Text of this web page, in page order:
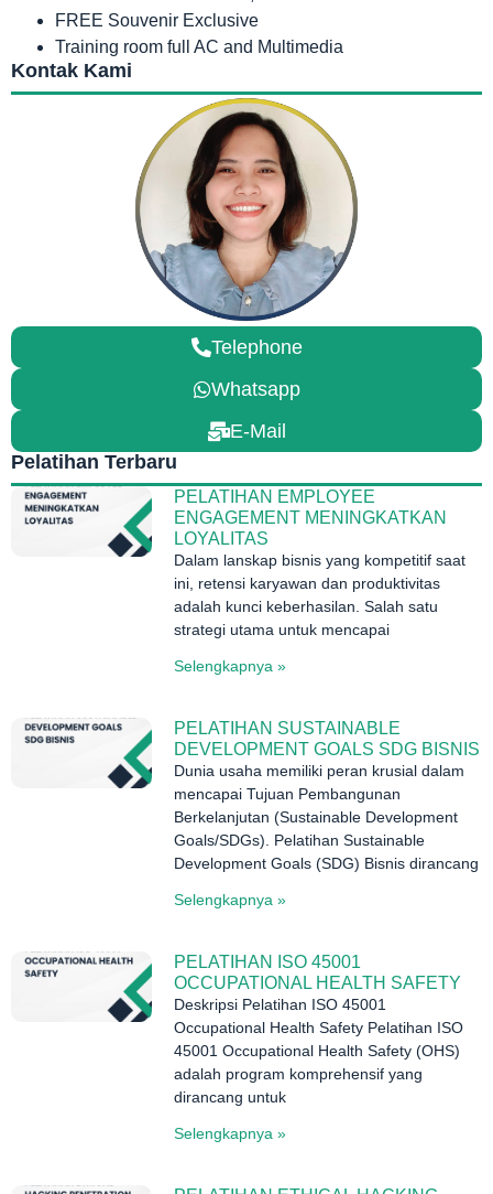
FREE Souvenir Exclusive
Training room full AC and Multimedia
Kontak Kami
Telephone
Whatsapp
E-Mail
Pelatihan Terbaru
PELATIHAN EMPLOYEE
ENGAGEMENT MENINGKATKAN
LOYALITAS
Dalam lanskap bisnis yang kompetitif saat
ini, retensi karyawan dan produktivitas
adalah kunci keberhasilan. Salah satu
strategi utama untuk mencapai
Selengkapnya »
PELATIHAN SUSTAINABLE
DEVELOPMENT GOALS SDG BISNIS
Dunia usaha memiliki peran krusial dalam
mencapai Tujuan Pembangunan
Berkelanjutan (Sustainable Development
Goals/SDGs). Pelatihan Sustainable
Development Goals (SDG) Bisnis dirancang
Selengkapnya »
PELATIHAN ISO 45001
OCCUPATIONAL HEALTH SAFETY
Deskripsi Pelatihan ISO 45001
Occupational Health Safety Pelatihan ISO
45001 Occupational Health Safety (OHS)
adalah program komprehensif yang
dirancang untuk
Selengkapnya »